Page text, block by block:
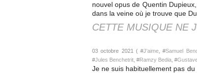
nouvel opus de Quentin
dans la veine où je trouve que
CETTE MUSIQUE NE
03 octobre 2021 ( #J'aime , #Samuel
#Jules Benchetrit , #Ramzy Bedia , #
Je ne suis habituellement pas